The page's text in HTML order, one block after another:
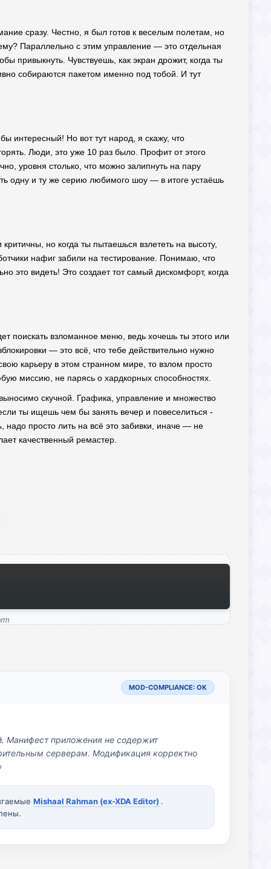
сразу. Честно, я был готов к веселым полетам, но
Параллельно с этим управление — это отдельная
привыкнуть. Чувствуешь, как экран дрожит, когда ты
собираются пакетом именно под тобой. И тут
интересный! Но вот тут народ, я скажу, что
Люди, это уже 10 раз было. Профит от этого
уровня столько, что можно залипнуть на пару
одну и ту же серию любимого шоу — в итоге устаёшь
но когда ты пытаешься взлететь на высоту,
нафиг забили на тестирование. Понимаю, что
это видеть! Это создает тот самый дискомфорт, когда
поискать взломанное меню, ведь хочешь ты этого или
— это всё, что тебе действительно нужно
карьеру в этом странном мире, то взлом просто
миссию, не парясь о хардкорных способностях.
скучной. Графика, управление и множество
ты ищешь чем бы занять вечер и повеселиться -
надо просто лить на всё это забивки, иначе — не
качественный ремастер.
MOD-COMPLIANCE: OK
Манифест приложения не содержит
серверам. Модификация корректно
Mishaal Rahman (ex-XDA Editor) .